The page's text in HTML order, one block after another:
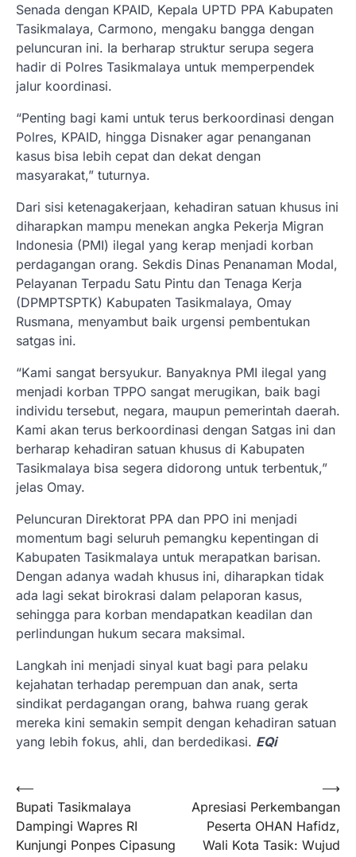
Senada dengan KPAID, Kepala UPTD PPA Kabupaten
Tasikmalaya, Carmono, mengaku bangga dengan
peluncuran ini. Ia berharap struktur serupa segera
hadir di Polres Tasikmalaya untuk memperpendek
jalur koordinasi.
“Penting bagi kami untuk terus berkoordinasi dengan
Polres, KPAID, hingga Disnaker agar penanganan
kasus bisa lebih cepat dan dekat dengan
masyarakat,” tuturnya.
Dari sisi ketenagakerjaan, kehadiran satuan khusus ini
diharapkan mampu menekan angka Pekerja Migran
Indonesia (PMI) ilegal yang kerap menjadi korban
perdagangan orang. Sekdis Dinas Penanaman Modal,
Pelayanan Terpadu Satu Pintu dan Tenaga Kerja
(DPMPTSPTK) Kabupaten Tasikmalaya, Omay
Rusmana, menyambut baik urgensi pembentukan
satgas ini.
“Kami sangat bersyukur. Banyaknya PMI ilegal yang
menjadi korban TPPO sangat merugikan, baik bagi
individu tersebut, negara, maupun pemerintah daerah.
Kami akan terus berkoordinasi dengan Satgas ini dan
berharap kehadiran satuan khusus di Kabupaten
Tasikmalaya bisa segera didorong untuk terbentuk,”
jelas Omay.
Peluncuran Direktorat PPA dan PPO ini menjadi
momentum bagi seluruh pemangku kepentingan di
Kabupaten Tasikmalaya untuk merapatkan barisan.
Dengan adanya wadah khusus ini, diharapkan tidak
ada lagi sekat birokrasi dalam pelaporan kasus,
sehingga para korban mendapatkan keadilan dan
perlindungan hukum secara maksimal.
Langkah ini menjadi sinyal kuat bagi para pelaku
kejahatan terhadap perempuan dan anak, serta
sindikat perdagangan orang, bahwa ruang gerak
mereka kini semakin sempit dengan kehadiran satuan
yang lebih fokus, ahli, dan berdedikasi. EQi
Navigasi
pos
⟵
Bupati Tasikmalaya
Dampingi Wapres RI
Kunjungi Ponpes Cipasung
Apresiasi Perkembangan
Peserta OHAN Hafidz,
Wali Kota Tasik: Wujud
⟶